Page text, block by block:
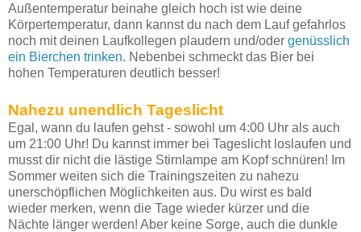
Außentemperatur beinahe gleich hoch ist wie deine
Körpertemperatur, dann kannst du nach dem Lauf gefahrlos
noch mit deinen Laufkollegen plaudern und/oder genüsslich
ein Bierchen trinken. Nebenbei schmeckt das Bier bei
hohen Temperaturen deutlich besser!
Nahezu unendlich Tageslicht
Egal, wann du laufen gehst - sowohl um 4:00 Uhr als auch
um 21:00 Uhr! Du kannst immer bei Tageslicht loslaufen und
musst dir nicht die lästige Stirnlampe am Kopf schnüren! Im
Sommer weiten sich die Trainingszeiten zu nahezu
unerschöpflichen Möglichkeiten aus. Du wirst es bald
wieder merken, wenn die Tage wieder kürzer und die
Nächte länger werden! Aber keine Sorge, auch die dunkle